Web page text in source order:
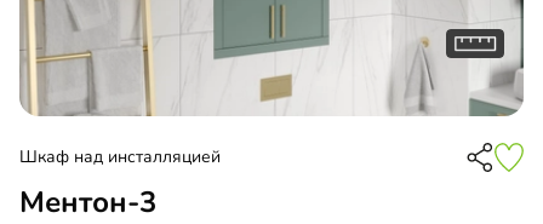
Шкаф над инсталляцией
Ментон-3